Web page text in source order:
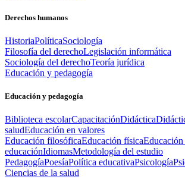
Derechos humanos
HistoriaPolíticaSociología
Filosofía del derechoLegislación informática
Sociología del derechoTeoría jurídica
Educación y pedagogía
Educación y pedagogía
Biblioteca escolarCapacitaciónDidáctica
saludEducación en valores
Educación filosóficaEducación física
educaciónIdiomasMetodología del estudio
PedagogíaPoesíaPolítica educativaPsicología
Ciencias de la salud